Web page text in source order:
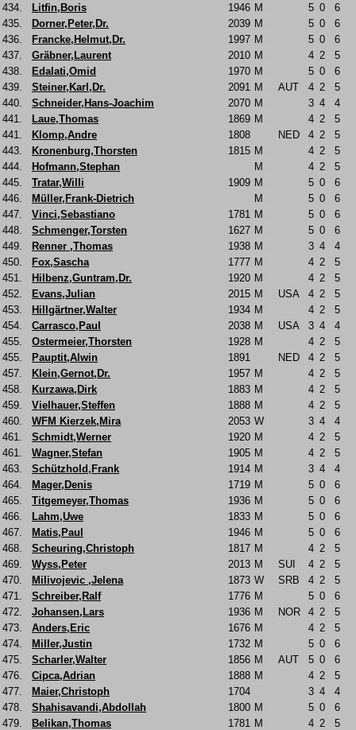
434.
Litfin,Boris 1946 M 5 0
6
435.
Dorner,Peter,Dr. 2039 M 5 0
6
436.
Francke,Helmut,Dr. 1997 M 5 0
6
437.
Gräbner,Laurent 2010 M 4 2
5
438.
Edalati,Omid 1970 M 5 0
6
439.
Steiner,Karl,Dr. 2091 M AUT 4 2
5
440.
Schneider,Hans-Joachim 2070 M 3 4
4
441.
Laue,Thomas 1869 M 4 2
5
441.
Klomp,Andre 1808 NED 4 2
5
443.
Kronenburg,Thorsten 1815 M 4 2
5
444.
Hofmann,Stephan M 4 2
5
445.
Tratar,Willi 1909 M 5 0
6
446.
Müller,Frank-Dietrich M 5 0
6
447.
Vinci,Sebastiano 1781 M 5 0
6
448.
Schmenger,Torsten 1627 M 5 0
6
449.
Renner ,Thomas 1938 M 3 4
4
450.
Fox,Sascha 1777 M 4 2
5
451.
Hilbenz,Guntram,Dr. 1920 M 4 2
5
452.
Evans,Julian 2015 M USA 4 2
5
453.
Hillgärtner,Walter 1934 M 4 2
5
454.
Carrasco,Paul 2038 M USA 3 4
4
455.
Ostermeier,Thorsten 1928 M 4 2
5
455.
Pauptit,Alwin 1891 NED 4 2
5
457.
Klein,Gernot,Dr. 1957 M 4 2
5
458.
Kurzawa,Dirk 1883 M 4 2
5
459.
Vielhauer,Steffen 1888 M 4 2
5
460.
WFM Kierzek,Mira 2053 W 3 4
4
461.
Schmidt,Werner 1920 M 4 2
5
461.
Wagner,Stefan 1905 M 4 2
5
463.
Schützhold,Frank 1914 M 3 4
4
464.
Mager,Denis 1719 M 5 0
6
465.
Titgemeyer,Thomas 1936 M 5 0
6
466.
Lahm,Uwe 1833 M 5 0
6
467.
Matis,Paul 1946 M 5 0
6
468.
Scheuring,Christoph 1817 M 4 2
5
469.
Wyss,Peter 2013 M SUI 4 2
5
470.
Milivojevic ,Jelena 1873 W SRB 4 2
5
471.
Schreiber,Ralf 1776 M 5 0
6
472.
Johansen,Lars 1936 M NOR 4 2
5
473.
Anders,Eric 1676 M 4 2
5
474.
Miller,Justin 1732 M 5 0
6
475.
Scharler,Walter 1856 M AUT 5 0
6
476.
Cipca,Adrian 1888 M 4 2
5
477.
Maier,Christoph 1704 3 4
4
478.
Shahisavandi,Abdollah 1800 M 5 0
6
479.
Belikan,Thomas 1781 M 4 2
5